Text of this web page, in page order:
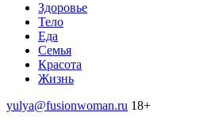
Здоровье
Тело
Еда
Семья
Красота
Жизнь
yulya@fusionwoman.ru 18+